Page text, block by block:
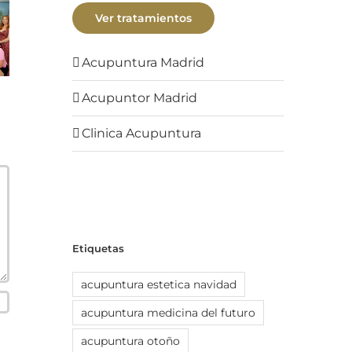
Ver tratamientos
Acupuntura Madrid
Acupuntor Madrid
Clinica Acupuntura
Etiquetas
acupuntura estetica navidad
acupuntura medicina del futuro
acupuntura otoño